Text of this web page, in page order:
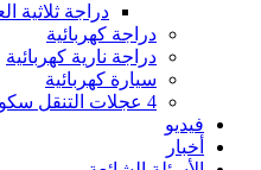
دراجة ثلاثية
دراجة كهربائية
دراجة نارية كهربائية
سيارة كهربائية
4 عجلات التنقل سكوتر
فيديو
أخبار